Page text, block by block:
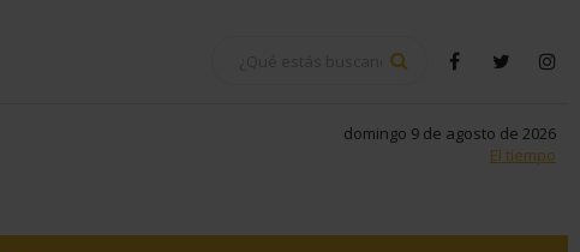
BUSCARfacebooktwitter
domingo 9 de agosto de 2026
El tiempo